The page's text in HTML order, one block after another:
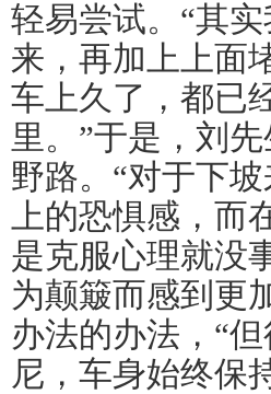
轻易尝试。“其
来，再加上上面
车上久了，都已
里。”于是，刘
野路。“对于下
上的恐惧感，而
是克服心理就没
为颠簸而感到更
办法的办法，“
尼，车身始终保